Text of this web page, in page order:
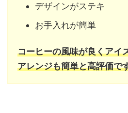
デザインがステキ
お手入れが簡単
コーヒーの風味が良くアイ
アレンジも簡単と高評価で